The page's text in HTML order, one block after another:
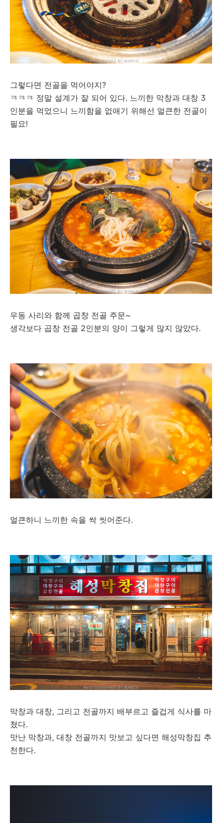
그렇다면 전골을 먹어야지?
ㅋㅋㅋ 정말 설계가 잘 되어 있다. 느끼한 막창과 대창 3
인분을 먹었으니 느끼함을 없애기 위해선 얼큰한 전골이
필요!
우동 사리와 함께 곱창 전골 주문~
생각보다 곱창 전골 2인분의 양이 그렇게 많지 않았다.
얼큰하니 느끼한 속을 싹 씻어준다.
막창과 대창, 그리고 전골까지 배부르고 즐겁게 식사를 마
쳤다.
맛난 막창과, 대창 전골까지 맛보고 싶다면 해성막창집 추
천한다.